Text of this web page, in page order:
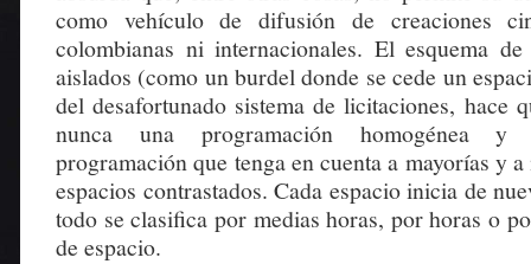
como vehículo de difusión de creaciones
colombianas ni internacionales. El esquema
aislados (como un burdel donde se cede un
del desafortunado sistema de licitaciones, hace
nunca una programación homogénea y
programación que tenga en cuenta a mayorías y
espacios contrastados. Cada espacio inicia de
todo se clasifica por medias horas, por horas o
de espacio.